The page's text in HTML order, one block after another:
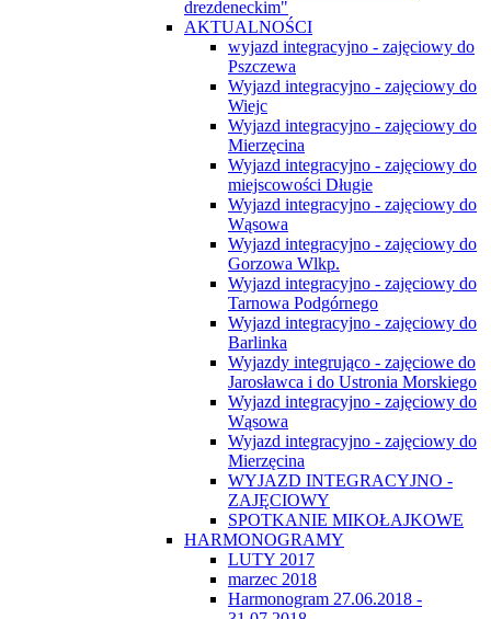
drezdeneckim"
AKTUALNOŚCI
wyjazd integracyjno - zajęciowy do
Pszczewa
Wyjazd integracyjno - zajęciowy do
Wiejc
Wyjazd integracyjno - zajęciowy do
Mierzęcina
Wyjazd integracyjno - zajęciowy do
miejscowości Długie
Wyjazd integracyjno - zajęciowy do
Wąsowa
Wyjazd integracyjno - zajęciowy do
Gorzowa Wlkp.
Wyjazd integracyjno - zajęciowy do
Tarnowa Podgórnego
Wyjazd integracyjno - zajęciowy do
Barlinka
Wyjazdy integrująco - zajęciowe do
Jarosławca i do Ustronia Morskiego
Wyjazd integracyjno - zajęciowy do
Wąsowa
Wyjazd integracyjno - zajęciowy do
Mierzęcina
WYJAZD INTEGRACYJNO -
ZAJĘCIOWY
SPOTKANIE MIKOŁAJKOWE
HARMONOGRAMY
LUTY 2017
marzec 2018
Harmonogram 27.06.2018 -